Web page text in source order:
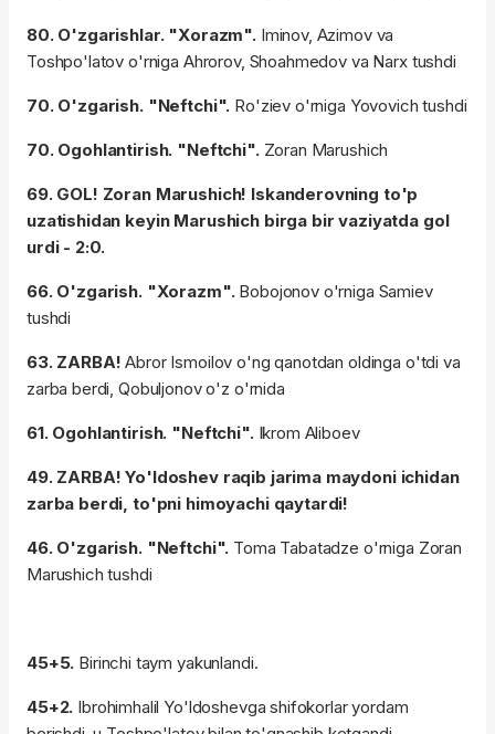
80. O'zgarishlar. "Xorazm". Iminov, Azimov va
Toshpo'latov o'rniga Ahrorov, Shoahmedov va Narx tushdi
70. O'zgarish. "Neftchi". Ro'ziev o'rniga Yovovich tushdi
70. Ogohlantirish. "Neftchi". Zoran Marushich
69. GOL! Zoran Marushich! Iskanderovning to'p
uzatishidan keyin Marushich birga bir vaziyatda gol
urdi - 2:0.
66. O'zgarish. "Xorazm". Bobojonov o'rniga Samiev
tushdi
63. ZARBA!Abror Ismoilov o'ng qanotdan oldinga o'tdi va
zarba berdi, Qobuljonov o'z o'rnida
61. Ogohlantirish. "Neftchi". Ikrom Aliboev
49. ZARBA! Yo'ldoshev raqib jarima maydoni ichidan
zarba berdi, to'pni himoyachi qaytardi!
46. O'zgarish. "Neftchi". Toma Tabatadze o'rniga Zoran
Marushich tushdi
45+5. Birinchi taym yakunlandi.
45+2. Ibrohimhalil Yo'ldoshevga shifokorlar yordam